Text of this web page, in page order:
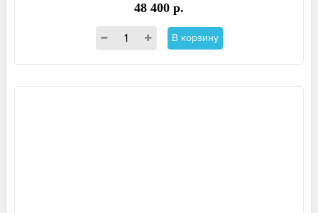
48 400 р.
В корзину